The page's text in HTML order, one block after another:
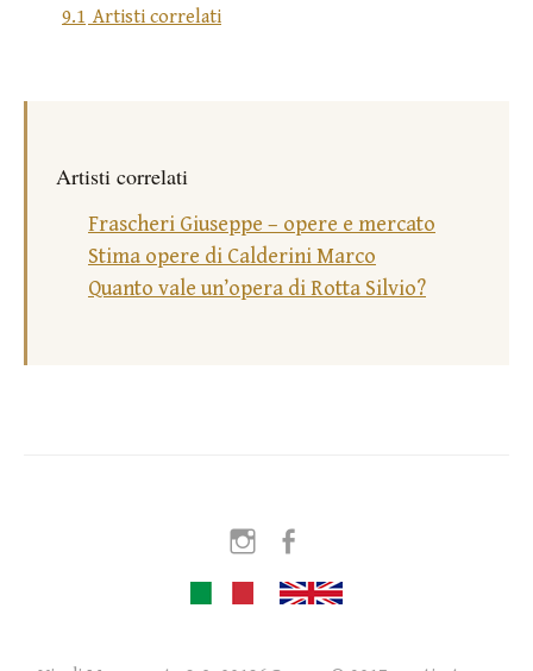
9.1 Artisti correlati
Artisti correlati
Frascheri Giuseppe – opere e mercato
Stima opere di Calderini Marco
Quanto vale un’opera di Rotta Silvio?
Instagram